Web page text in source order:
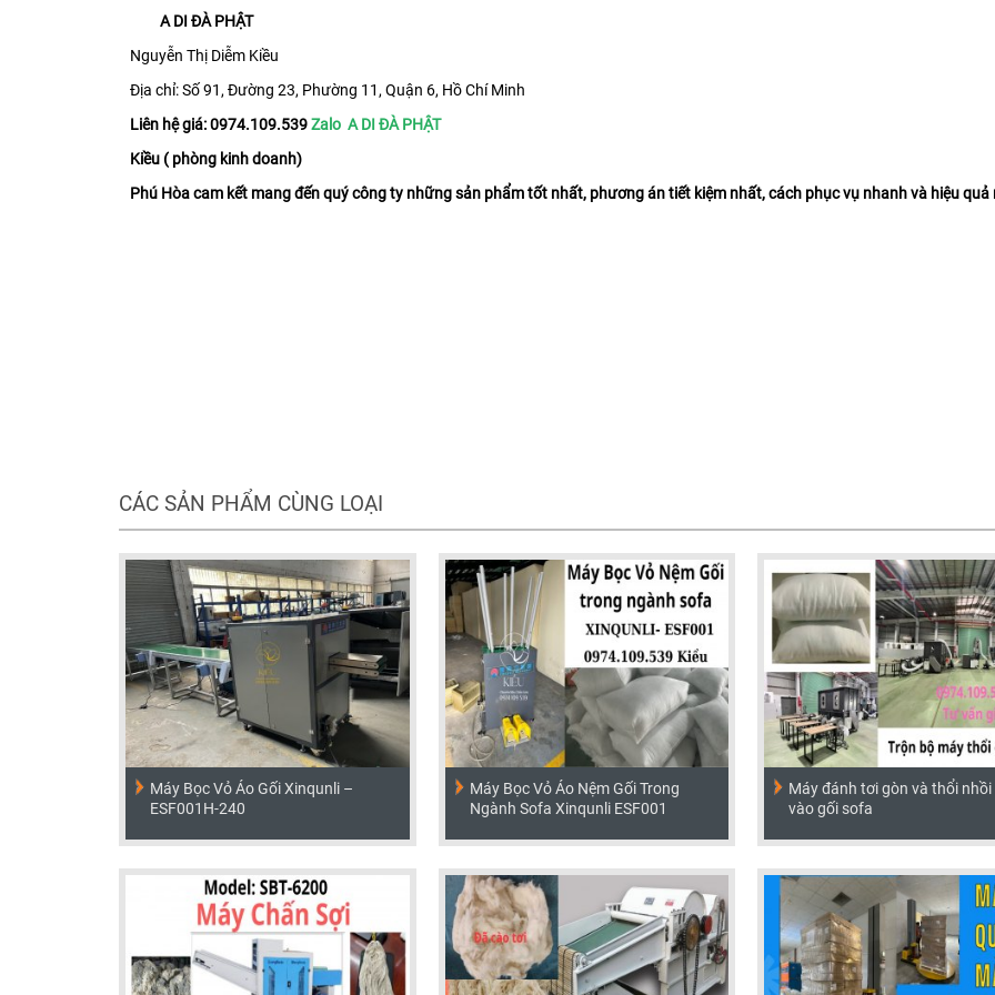
A DI ĐÀ PHẬT
Nguyễn Thị Diễm Kiều
Địa chỉ: Số 91, Đường 23, Phường 11, Quận 6, Hồ Chí Minh
Liên hệ giá: 0974.109.539Zalo A DI ĐÀ PHẬT
Kiều ( phòng kinh doanh)
Phú Hòa cam kết mang đến quý công ty những sản phẩm tốt nhất, phương án tiết kiệm nhất, cách phục vụ nhanh và hiệu quả
CÁC SẢN PHẨM CÙNG LOẠI
Máy Bọc Vỏ Áo Gối Xinqunli –
ESF001H-240
Máy Bọc Vỏ Áo Nệm Gối Trong
Ngành Sofa Xinqunli ESF001
Máy đánh tơi gòn và thổi nhồi
vào gối sofa